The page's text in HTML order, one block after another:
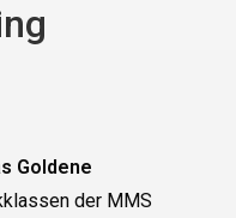
Goldene
der MMS